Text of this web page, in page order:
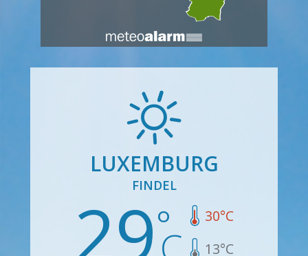
LUXEMBURG
FINDEL
29 30°C
13°C